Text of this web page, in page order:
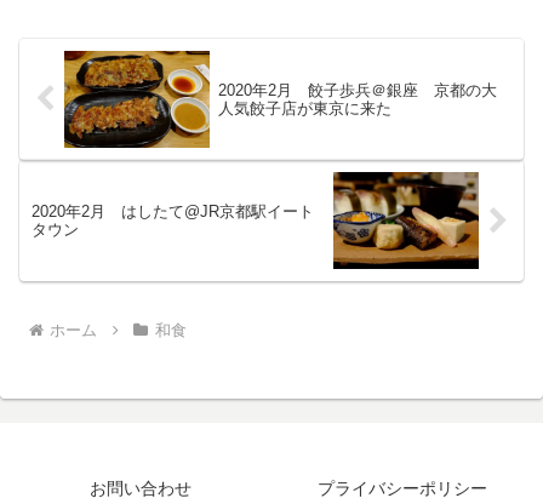
2020年2月 餃子歩兵＠銀座 京都の大
人気餃子店が東京に来た
2020年2月 はしたて@JR京都駅イート
タウン
ホーム 和食
お問い合わせ プライバシーポリシー